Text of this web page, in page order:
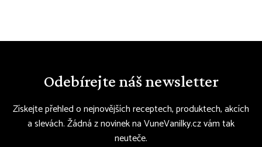
Odebírejte náš newsletter
Získejte přehled o nejnovějších receptech, produktech, akcích
a slevách. Žádná z novinek na VuneVanilky.cz vám tak
neuteče.